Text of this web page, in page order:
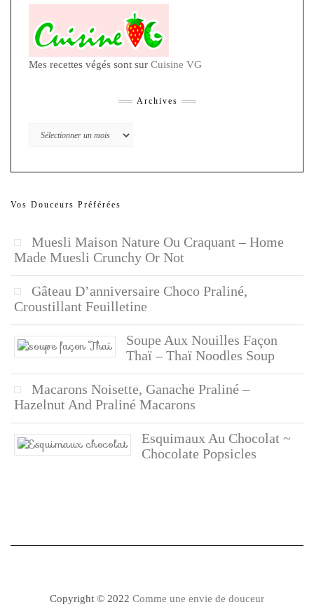
Mes recettes végés sont sur Cuisine VG
Archives
Archives
Vos Douceurs Préférées
Muesli Maison Nature Ou Craquant – Home
Made Muesli Crunchy Or Not
Gâteau D’anniversaire Choco Praliné,
Croustillant Feuilletine
Soupe Aux Nouilles Façon
Thaï – Thaï Noodles Soup
Macarons Noisette, Ganache Praliné –
Hazelnut And Praliné Macarons
Esquimaux Au Chocolat ~
Chocolate Popsicles
Copyright © 2022 Comme une envie de douceur